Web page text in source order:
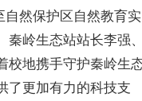
然保护区自然教育实
秦岭生态站站长李强
校地携手守护秦岭生
了更加有力的科技支